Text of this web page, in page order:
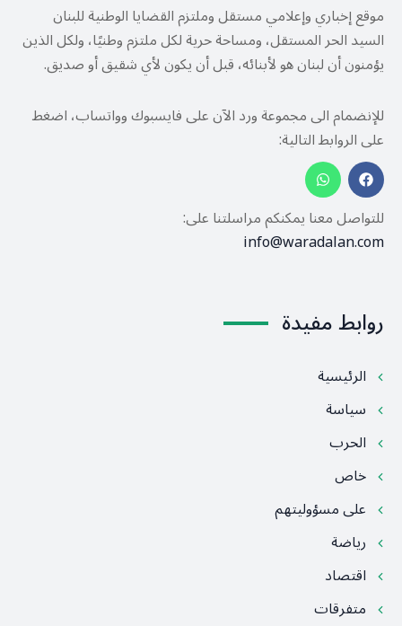
موقع إخباري وإعلامي مستقل وملتزم القضايا الوطنية للبنان
السيد الحر المستقل، ومساحة حرية لكل ملتزم وطنيًا، ولكل الذين
يؤمنون أن لبنان هو لأبنائه، قبل أن يكون لأي شقيق أو صديق.
للإنضمام الى مجموعة ورد الآن على فايسبوك وواتساب، اضغط
على الروابط التالية:
للتواصل معنا يمكنكم مراسلتنا على:
info@waradalan.com
روابط مفيدة
الرئيسية
سياسة
الحرب
خاص
على مسؤوليتهم
رياضة
اقتصاد
متفرقات